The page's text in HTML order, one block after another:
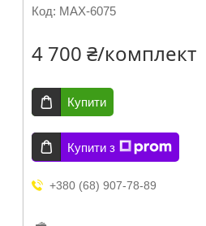
Код: MAX-6075
4 700 ₴/комплект
Купити
Купити з
+380 (68) 907-78-89